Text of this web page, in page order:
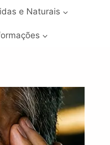
e Naturais